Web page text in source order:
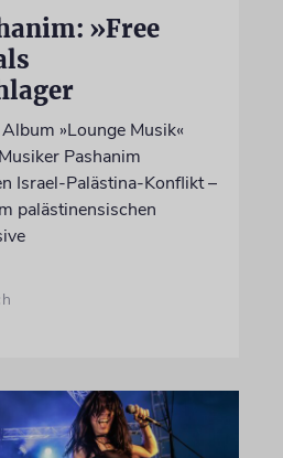
»Free
»Lounge Musik«
Pashanim
Israel-Palästina-Konflikt –
palästinensischen